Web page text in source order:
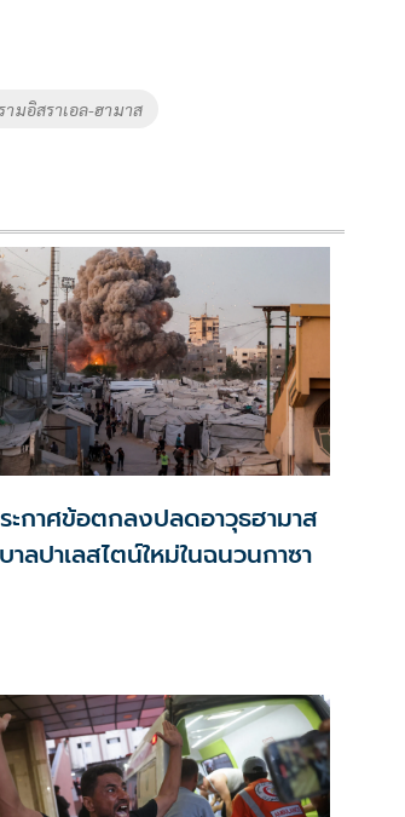
ามอิสราเอล-ฮามาส
ะกาศข้อตกลงปลดอาวุธฮามาส
ลปาเลสไตน์ใหม่ในฉนวนกาซา